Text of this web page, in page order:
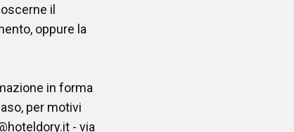
il
oppure la
in forma
per motivi
- via